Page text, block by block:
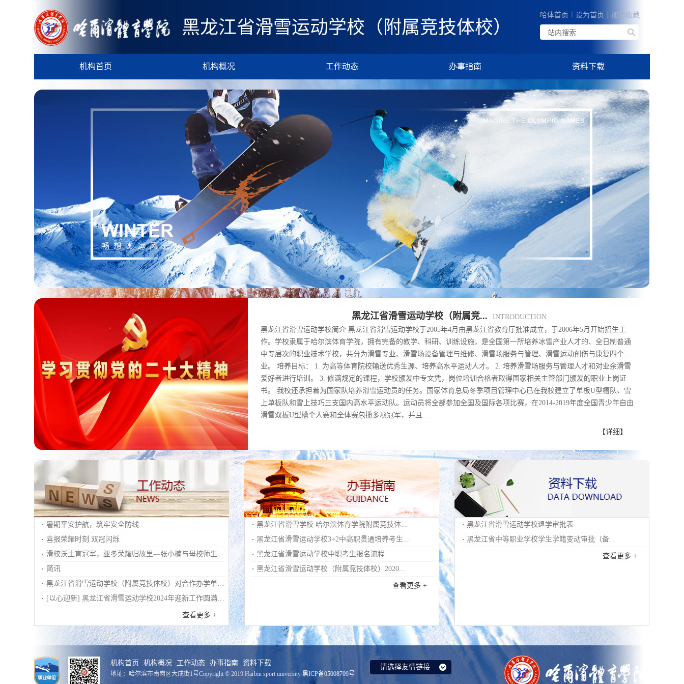
黑龙江省滑雪运动学校（附属竞技体校）
哈体首页 设为首页 加为收藏
机构首页 机构概况 工作动态 办事指南 资料下载
黑龙江省滑雪运动学校（附属竞...
INTRODUCTION
黑龙江省滑雪运动学校简介 黑龙江省滑雪运动学校于2005年4月由黑龙江省教育厅批准成立，于2006年5月开始招生工
作。学校隶属于哈尔滨体育学院，拥有完备的教学、科研、训练设施，是全国第一所培养冰雪产业人才的、全日制普通
中专层次的职业技术学校，共分为滑雪专业、滑雪场设备管理与维修、滑雪场服务与管理、滑雪运动创伤与康复四个专
业。 培养目标： 1. 为高等体育院校输送优秀生源、培养高水平运动人才。 2. 培养滑雪场服务与管理人才和对业余滑雪
爱好者进行培训。 3. 修满规定的课程，学校颁发中专文凭，岗位培训合格者取得国家相关主管部门颁发的职业上岗证
书。 我校还承担着为国家队培养滑雪运动员的任务。国家体育总局冬季项目管理中心已在我校建立了单板U型槽队、雪
上单板队和雪上技巧三支国内高水平运动队。运动员将全部参加全国及国际各项比赛，在2014-2019年度全国青少年自由
滑雪双板U型槽个人赛和全体赛包揽多项冠军，并且...
【详细】
暑期平安护航，筑牢安全防线
喜报荣耀时刻 双冠闪烁
滑校沃土育冠军，亚冬荣耀归故里—张小楠与母校师生的
冰雪对话
简讯
黑龙江省滑雪运动学校（附属竞技体校）对合作办学单位
北京大兴贵仁武术院进行教育教学检查（简讯）
[以心迎新] 黑龙江省滑雪运动学校2024年迎新工作圆满结
查看更多 +
黑龙江省滑雪学校 哈尔滨体育学院附属竞技体...
黑龙江省滑雪运动学校3+2中高职贯通培养考生...
黑龙江省滑雪运动学校中职考生报名流程
黑龙江省滑雪运动学校（附属竞技体校）2020...
查看更多 +
黑龙江省滑雪运动学校退学审批表
黑龙江省中等职业学校学生学籍变动审批（备...
查看更多 +
机构首页 机构概况 工作动态 办事指南 资料下载
地址：哈尔滨市南岗区大成街1号Copyright © 2019 Harbin sport university 黑ICP备05008709号